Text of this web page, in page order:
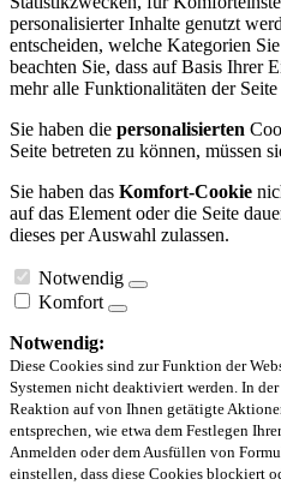
personalisierter Inhalte genutzt
entscheiden, welche Kategorien
beachten Sie, dass auf Basis Ihrer
mehr alle Funktionalitäten der
Sie haben die personalisierten
Seite betreten zu können, müssen
Sie haben das Komfort-Cookie
auf das Element oder die Seite
dieses per Auswahl zulassen.
Notwendig
Komfort
Notwendig:
Diese Cookies sind zur Funktion der
Systemen nicht deaktiviert werden. In
Reaktion auf von Ihnen getätigte
entsprechen, wie etwa dem Festlegen
Anmelden oder dem Ausfüllen von
einstellen, dass diese Cookies blockiert